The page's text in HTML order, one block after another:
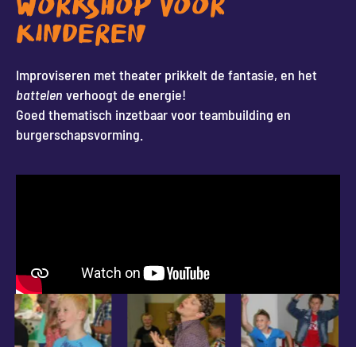
WORKSHOP VOOR
KINDEREN
Improviseren met theater prikkelt de fantasie, en het
battelen verhoogt de energie!
Goed thematisch inzetbaar voor teambuilding en
burgerschapsvorming.